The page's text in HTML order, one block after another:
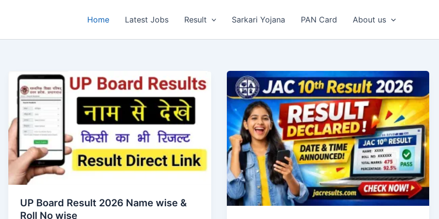
Home Latest Jobs Result Sarkari Yojana PAN Card About us
UP Board Result 2026 Name wise &
Roll No wise